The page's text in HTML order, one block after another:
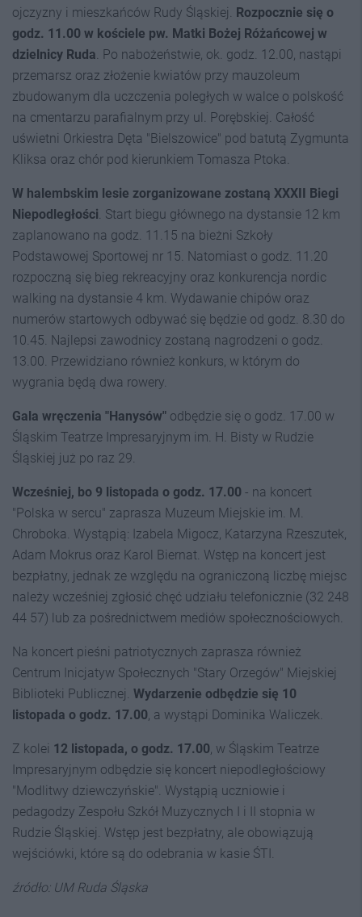
ojczyzny i mieszkańców Rudy Śląskiej. Rozpocznie się o
godz. 11.00 w kościele pw. Matki Bożej Różańcowej w
dzielnicy Ruda. Po nabożeństwie, ok. godz. 12.00, nastąpi
przemarsz oraz złożenie kwiatów przy mauzoleum
zbudowanym dla uczczenia poległych w walce o polskość
na cmentarzu parafialnym przy ul. Porębskiej. Całość
uświetni Orkiestra Dęta "Bielszowice" pod batutą Zygmunta
Kliksa oraz chór pod kierunkiem Tomasza Ptoka.
W halembskim lesie zorganizowane zostaną XXXII Biegi
Niepodległości. Start biegu głównego na dystansie 12 km
zaplanowano na godz. 11.15 na bieżni Szkoły
Podstawowej Sportowej nr 15. Natomiast o godz. 11.20
rozpoczną się bieg rekreacyjny oraz konkurencja nordic
walking na dystansie 4 km. Wydawanie chipów oraz
numerów startowych odbywać się będzie od godz. 8.30 do
10.45. Najlepsi zawodnicy zostaną nagrodzeni o godz.
13.00. Przewidziano również konkurs, w którym do
wygrania będą dwa rowery.
Gala wręczenia "Hanysów" odbędzie się o godz. 17.00 w
Śląskim Teatrze Impresaryjnym im. H. Bisty w Rudzie
Śląskiej już po raz 29.
Wcześniej, bo 9 listopada o godz. 17.00 - na koncert
"Polska w sercu" zaprasza Muzeum Miejskie im. M.
Chroboka. Wystąpią: Izabela Migocz, Katarzyna Rzeszutek,
Adam Mokrus oraz Karol Biernat. Wstęp na koncert jest
bezpłatny, jednak ze względu na ograniczoną liczbę miejsc
należy wcześniej zgłosić chęć udziału telefonicznie (32 248
44 57) lub za pośrednictwem mediów społecznościowych.
Na koncert pieśni patriotycznych zaprasza również
Centrum Inicjatyw Społecznych "Stary Orzegów" Miejskiej
Biblioteki Publicznej. Wydarzenie odbędzie się 10
listopada o godz. 17.00, a wystąpi Dominika Waliczek.
Z kolei 12 listopada, o godz. 17.00, w Śląskim Teatrze
Impresaryjnym odbędzie się koncert niepodległościowy
"Modlitwy dziewczyńskie". Wystąpią uczniowie i
pedagodzy Zespołu Szkół Muzycznych I i II stopnia w
Rudzie Śląskiej. Wstęp jest bezpłatny, ale obowiązują
wejściówki, które są do odebrania w kasie ŚTI.
źródło: UM Ruda Śląska